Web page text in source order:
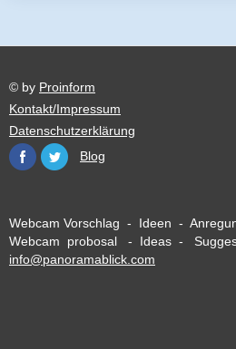
© by Proinform
Kontakt/Impressum
Datenschutzerklärung
Blog
Webcam Vorschlag - Ideen -
Webcam probosal - Ideas -
info@panoramablick.com